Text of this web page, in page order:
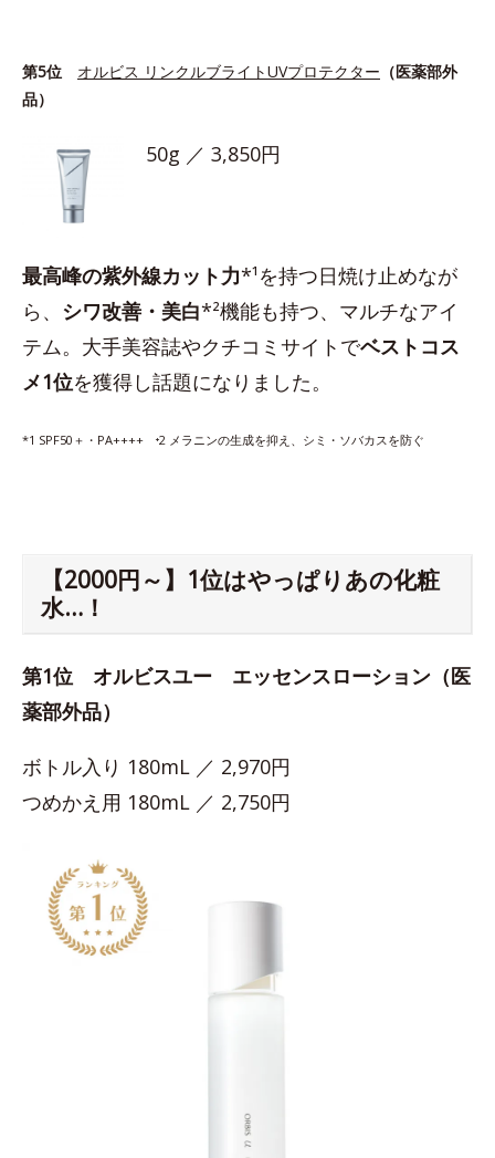
第5位 オルビス リンクルブライトUVプロテクター （医薬部外
品）
50g ／ 3,850円
最高峰の紫外線カット力*¹を持つ日焼け止めなが
ら、 シワ改善・美白*²機能も持つ、マルチなアイ
テム。大手美容誌やクチコミサイトでベストコス
メ1位を獲得し話題になりました。
*1 SPF50＋・PA++++ ⁺2 メラニンの生成を抑え、シミ・ソバカスを防ぐ
【2000円～】1位はやっぱりあの化粧
水…！
第1位 オルビスユー エッセンスローション（医
薬部外品）
ボトル入り 180mL ／ 2,970円
つめかえ用 180mL ／ 2,750円